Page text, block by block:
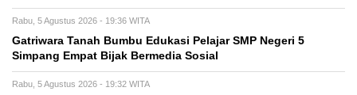
Rabu, 5 Agustus 2026 - 19:36 WITA
Gatriwara Tanah Bumbu Edukasi Pelajar SMP Negeri 5
Simpang Empat Bijak Bermedia Sosial
Rabu, 5 Agustus 2026 - 19:32 WITA